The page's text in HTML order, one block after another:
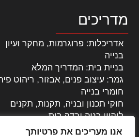
אנו מעריכים את פרטיותך
מדריכים
אדריכלות: פרוגרמות, מחקר ועיון
בנייה
בניית בית: המדריך המלא
גמר: עיצוב פנים, אבזור, ריהוט
חומרי בנייה
חוקי תכנון ובניה, תקנות, תקנים
ליקויי בניה ובדק בית
נדל"ן: זכויות, אגרות ועסקאות